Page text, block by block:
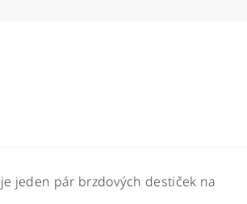
jeden pár brzdových destiček na